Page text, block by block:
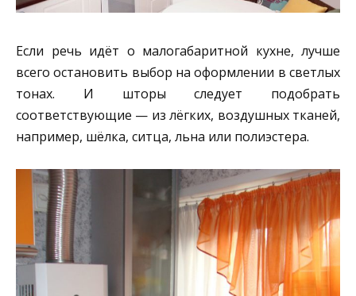
Если речь идёт о малогабаритной кухне, лучше
всего остановить выбор на оформлении в светлых
тонах. И шторы следует подобрать
соответствующие — из лёгких, воздушных тканей,
например, шёлка, ситца, льна или полиэстера.